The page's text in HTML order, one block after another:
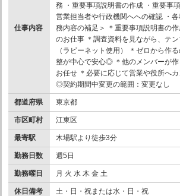
仕事内容
務 ・重要事項説明書の作成 ・重要事
営業担当者や行政機関へへの確認 ・
務内容の補足＞ ＊重要事項説明書の
のお仕事 ＊調査資料を見ながら、テ
（ラビーネット使用） ＊ゼロから作
整が中心で安心◎ ＊他のメンバーが作
お任せ ＊必要に応じて営業や役所へ
◎契約期間中変更の範囲：変更なし
都道府県 東京都
市区町村 江東区
最寄駅 木場駅より徒歩3分
勤務日数 週5日
勤務曜日 月 火 水 木 金 土
休日備考 土・日・祝または水・日・祝